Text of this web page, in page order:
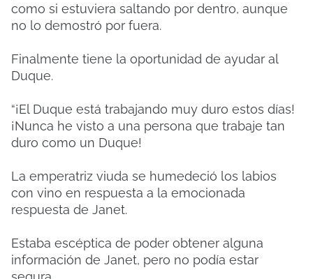
como si estuviera saltando por dentro, aunque
no lo demostró por fuera.
Finalmente tiene la oportunidad de ayudar al
Duque.
“¡El Duque está trabajando muy duro estos días!
¡Nunca he visto a una persona que trabaje tan
duro como un Duque!
La emperatriz viuda se humedeció los labios
con vino en respuesta a la emocionada
respuesta de Janet.
Estaba escéptica de poder obtener alguna
información de Janet, pero no podía estar